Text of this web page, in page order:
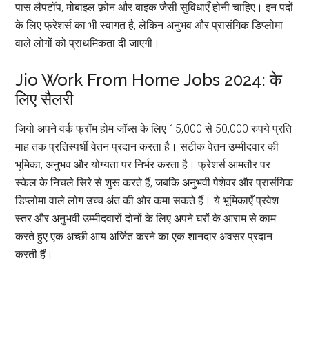
पास लैपटॉप, मोबाइल फ़ोन और बाइक जैसी सुविधाएँ होनी चाहिए। इन पदों
के लिए फ्रेशर्स का भी स्वागत है, लेकिन अनुभव और प्रासंगिक डिप्लोमा
वाले लोगों को प्राथमिकता दी जाएगी।
Jio Work From Home Jobs 2024: के
लिए सैलरी
जियो अपने वर्क फ्रॉम होम जॉब्स के लिए 15,000 से 50,000 रुपये प्रति
माह तक प्रतिस्पर्धी वेतन प्रदान करता है। सटीक वेतन उम्मीदवार की
भूमिका, अनुभव और योग्यता पर निर्भर करता है। फ्रेशर्स आमतौर पर
स्केल के निचले सिरे से शुरू करते हैं, जबकि अनुभवी पेशेवर और प्रासंगिक
डिप्लोमा वाले लोग उच्च अंत की ओर कमा सकते हैं। ये भूमिकाएँ प्रवेश
स्तर और अनुभवी उम्मीदवारों दोनों के लिए अपने घरों के आराम से काम
करते हुए एक अच्छी आय अर्जित करने का एक शानदार अवसर प्रदान
करती हैं।